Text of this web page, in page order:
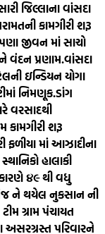
જિલ્લાના વાંસદા
કામગીરી શરૂ
જીવન માં સાચો
વંદન પ્રણામ.વાંસદા
ઇન્ડિયન યોગા
નિમણૂક.ડાંગ
વરસાદથી
કામગીરી શરૂ
ફળીયા માં આઝાદીના
હાલાકી
કારણે ૪૯ થી વધુ
ને થયેલ નુકસાન ની
ગ્રામ પંચાયત
અસરગ્રસ્ત પરિવારને